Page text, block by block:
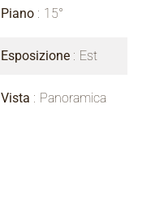
Piano 15°
Esposizione Est
Vista Panoramica